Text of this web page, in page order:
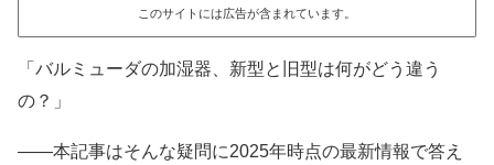
このサイトには広告が含まれています。
「バルミューダの加湿器、新型と旧型は何がどう違う
の？」
——本記事はそんな疑問に2025年時点の最新情報で答え